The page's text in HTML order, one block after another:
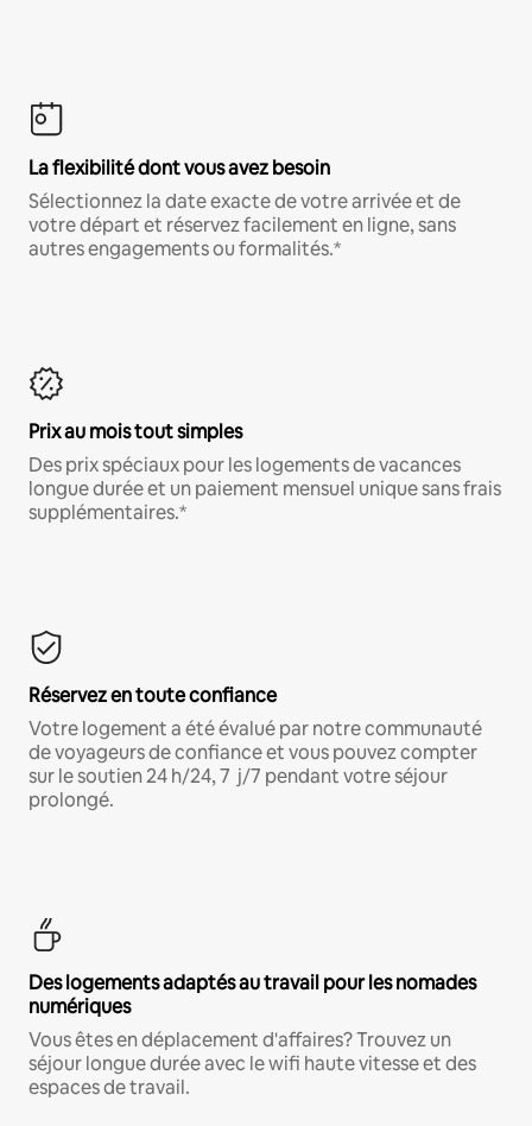
La flexibilité dont vous avez besoin
Sélectionnez la date exacte de votre arrivée et de
votre départ et réservez facilement en ligne, sans
autres engagements ou formalités.*
Prix au mois tout simples
Des prix spéciaux pour les logements de vacances
longue durée et un paiement mensuel unique sans frais
supplémentaires.*
Réservez en toute confiance
Votre logement a été évalué par notre communauté
de voyageurs de confiance et vous pouvez compter
sur le soutien 24 h/24, 7 j/7 pendant votre séjour
prolongé.
Des logements adaptés au travail pour les nomades
numériques
Vous êtes en déplacement d'affaires? Trouvez un
séjour longue durée avec le wifi haute vitesse et des
espaces de travail.